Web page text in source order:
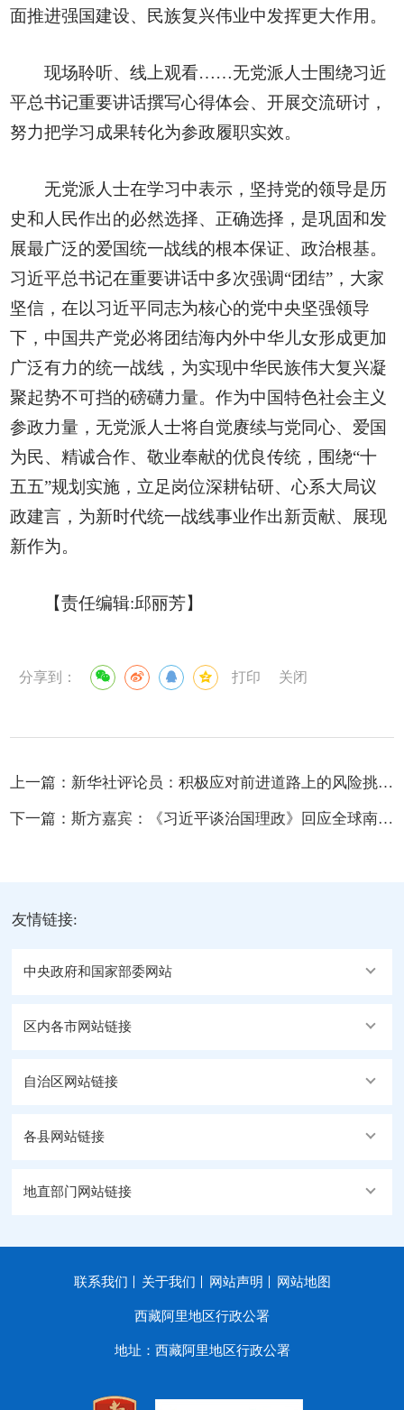
面推进强国建设、民族复兴伟业中发挥更大作用。
现场聆听、线上观看……无党派人士围绕习近
平总书记重要讲话撰写心得体会、开展交流研讨，
努力把学习成果转化为参政履职实效。
无党派人士在学习中表示，坚持党的领导是历
史和人民作出的必然选择、正确选择，是巩固和发
展最广泛的爱国统一战线的根本保证、政治根基。
习近平总书记在重要讲话中多次强调“团结”，大家
坚信，在以习近平同志为核心的党中央坚强领导
下，中国共产党必将团结海内外中华儿女形成更加
广泛有力的统一战线，为实现中华民族伟大复兴凝
聚起势不可挡的磅礴力量。作为中国特色社会主义
参政力量，无党派人士将自觉赓续与党同心、爱国
为民、精诚合作、敬业奉献的优良传统，围绕“十
五五”规划实施，立足岗位深耕钻研、心系大局议
政建言，为新时代统一战线事业作出新贡献、展现
新作为。
【责任编辑:邱丽芳】
分享到： 打印 关闭
上一篇： 新华社评论员：积极应对前进道路上的风险挑战——论学习贯彻习近平总书...
下一篇： 斯方嘉宾：《习近平谈治国理政》回应全球南方关切
友情链接:
中央政府和国家部委网站
区内各市网站链接
自治区网站链接
各县网站链接
地直部门网站链接
联系我们 关于我们 网站声明 网站地图
西藏阿里地区行政公署
地址：西藏阿里地区行政公署